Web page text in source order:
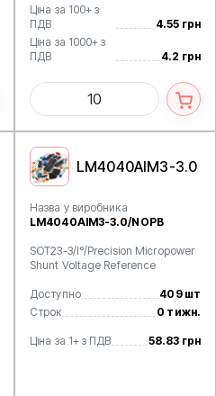
Ціна за 100+ з
ПДВ
4.55 грн
Ціна за 1000+ з
ПДВ
4.2 грн
LM4040AIM3-3.0
Назва у виробника
LM4040AIM3-3.0/NOPB
SOT23-3/I°/Precision Micropower
Shunt Voltage Reference
Доступно
409 шт
Строк
0 тижн.
Ціна за 1+ з ПДВ 58.83 грн